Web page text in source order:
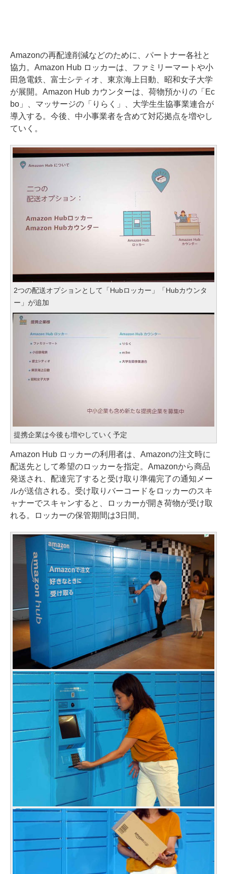
Amazonの再配達削減などのために、パートナー各社と
協力。Amazon Hub ロッカーは、ファミリーマートや小
田急電鉄、富士シティオ、東京海上日動、昭和女子大学
が展開。Amazon Hub カウンターは、荷物預かりの「Ec
bo」、マッサージの「りらく」、大学生生協事業連合が
導入する。今後、中小事業者を含めて対応拠点を増やし
ていく。
2つの配送オプションとして「Hubロッカー」「Hubカウンタ
ー」が追加
提携企業は今後も増やしていく予定
Amazon Hub ロッカーの利用者は、Amazonの注文時に
配送先として希望のロッカーを指定。Amazonから商品
発送され、配達完了すると受け取り準備完了の通知メー
ルが送信される。受け取りバーコードをロッカーのスキ
ャナーでスキャンすると、ロッカーが開き荷物が受け取
れる。ロッカーの保管期間は3日間。